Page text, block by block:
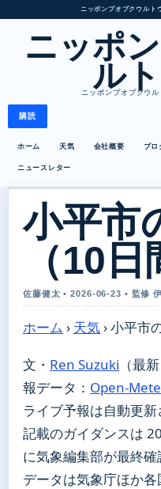
ニッポンプオプクウルト
ニッポ
ル
ニッポンプオプクウ
購読
ホーム 天気 会社概要 ブロ
ニュースレター
小平市
（10日
佐藤健太 • 2026-06-23 • 監修
ホーム › 天気›小平市
文・ Ren Suzuki （最新
報データ： Open-
ライブ予報は自動更新
記載のガイダンスは
に気象編集部が最終確
データは気象庁ほか